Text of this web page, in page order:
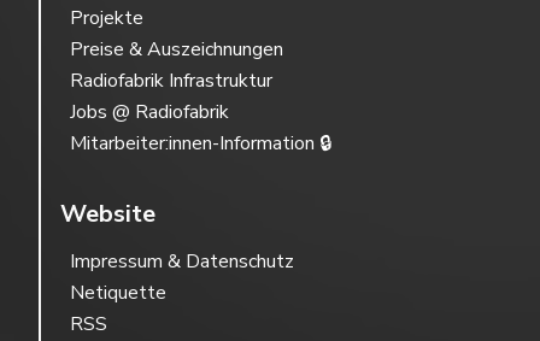
Projekte
Preise & Auszeichnungen
Radiofabrik Infrastruktur
Jobs @ Radiofabrik
Mitarbeiter:innen-Information 🔒
Website
Impressum & Datenschutz
Netiquette
RSS